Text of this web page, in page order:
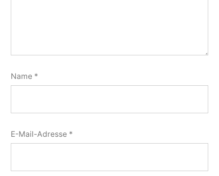
Name *
E-Mail-Adresse *